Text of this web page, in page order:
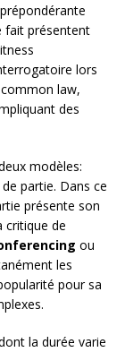
fait présentent
lors
common law,
des
modèles:
partie. Dans ce
présente son
critique de
ou
les
pour sa
la durée varie